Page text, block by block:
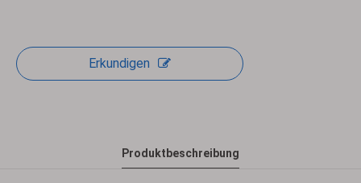
Erkundigen
Produktbeschreibung